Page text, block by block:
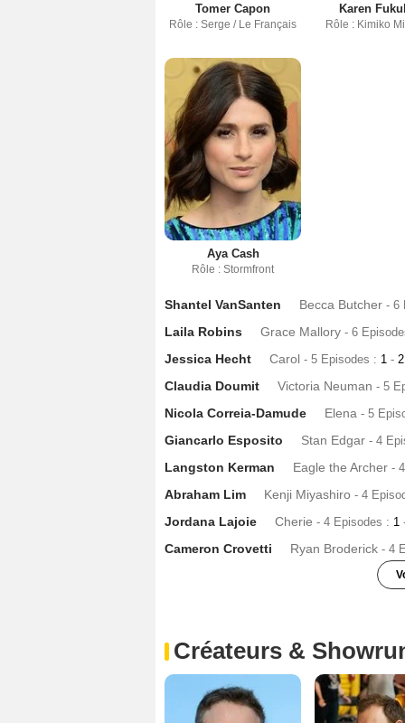
Tomer Capon
Rôle : Serge / Le Français
Karen
Rôle : Kimiko
Aya Cash
Rôle : Stormfront
Shantel VanSanten Becca Butcher - 6
Laila Robins Grace Mallory - 6
Jessica Hecht Carol - 5 Episodes : 1 - 2
Claudia Doumit Victoria Neuman - 5
Nicola Correia-Damude Elena - 5
Giancarlo Esposito Stan Edgar - 4
Langston Kerman Eagle the Archer -
Abraham Lim Kenji Miyashiro - 4
Jordana Lajoie Cherie - 4 Episodes : 1
Cameron Crovetti Ryan Broderick - 4
Ann Cusack Donna January - 3
Katy Breier Cassandra - 3 Episodes :4
Connie Wang (II) - 3
Créateurs &